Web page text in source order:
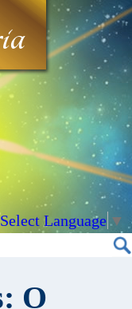
Select Language ▼
O